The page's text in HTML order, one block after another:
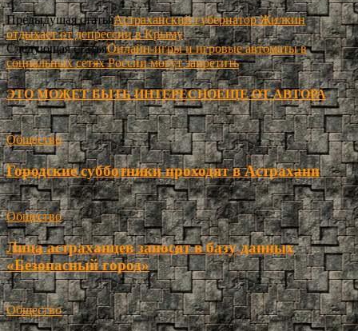
Предыдущая статьяАстраханский губернатор Жилкин
отдыхает от депрессии в Крыму
Следующая статьяОнлайн-игры и игровые автоматы в
социальных сетях России могут запретить
ЭТО МОЖЕТ БЫТЬ ИНТЕРЕСНОЕЩЕ ОТ АВТОРА
Общество
Городские субботники проходят в Астрахани
Общество
Лица астраханцев заносят в базу данных
«Безопасный город»
Общество